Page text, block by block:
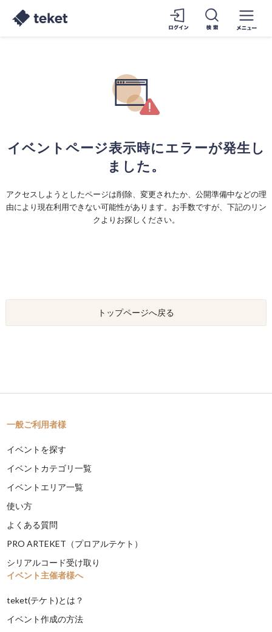
イベントページ表示時にエラーが発生し
ました。
アクセスしようとしたページは削除、変更されたか、公開準備中などの理
由により現在利用できない可能性があります。お手数ですが、下記のリン
クよりお探しください。
トップページへ戻る
一般ご利用者様
イベントを探す
イベントカテゴリ一覧
イベントエリア一覧
使い方
よくある質問
PRO ARTEKET（プロアルテケト）
シリアルコード受け取り
イベント主催者様へ
teket(テケト)とは？
イベント作成の方法